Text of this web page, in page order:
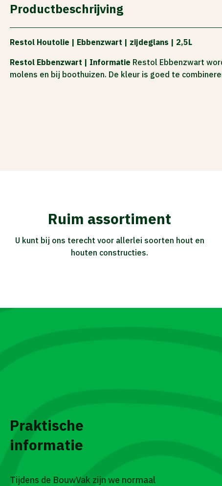
ACTIES
Productbeschrijving
Restol Houtolie | Ebbenzwart | zijdeglans | 2,5L
Restol Ebbenzwart | Informatie Restol Ebbenzwart
molens en bij boothuizen. De kleur is goed te
Ruim assortiment
U kunt bij ons terecht voor allerlei soorten hout en
houten constructies.
Praktische
informatie
Tijdens de BouwVak zijn we normaal